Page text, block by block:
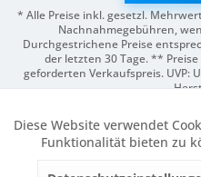
* Alle Preise inkl. gesetzl.
Nachnahmegebühren,
Durchgestrichene Preise
der letzten 30 Tage. **
geforderten Verkaufspreis. UVP:
Funktionale
Diese Website verwendet
Funktionalität bieten zu